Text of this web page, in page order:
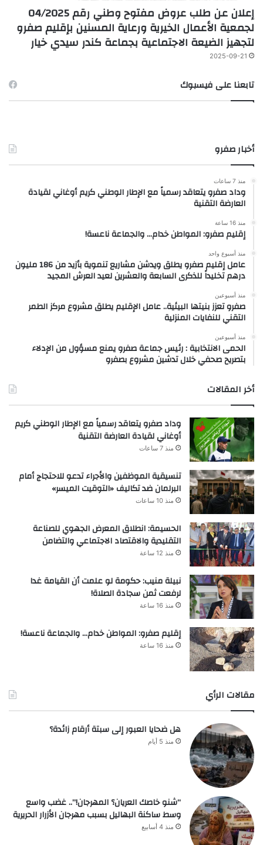
إعلان عن طلب عروض مفتوح وطني رقم 04/2025
لجمعية الأعمال الخيرية ورعاية المسنين بإقليم صفرو
لتجهيز الضيعة الاجتماعية بجماعة كندر سيدي خيار
2025-09-21
تابعنا على فيسبوك
أخبار صفرو
منذ 7 ساعات
وداد صفرو يتعاقد رسمياً مع الإطار الوطني كريم أوغاني لقيادة
العارضة التقنية
منذ 16 ساعة
إقليم صفرو: المواطن خدام… والجماعة ناعسة!
منذ أسبوع واحد
عامل إقليم صفرو يطلق ويدشن مشاريع تنموية بأزيد من 186 مليون
درهم تخليداً للذكرى السابعة والعشرين لعيد العرش المجيد
منذ أسبوعين
صفرو تعزز بنيتها البيئية.. عامل الإقليم يطلق مشروع مركز الطمر
التقني للنفايات المنزلية
منذ أسبوعين
الحمى الانتخابية : رئيس جماعة صفرو يمنع مسؤول من الإدلاء
بتصريح صحفي خلال تدشين مشروع بصفرو
أخر المقالات
وداد صفرو يتعاقد رسمياً مع الإطار الوطني كريم
أوغاني لقيادة العارضة التقنية
منذ 7 ساعات
تنسيقية الموظفين والأجراء تدعو للاحتجاج أمام
البرلمان ضد تكاليف «التوقيت الميسر»
منذ 10 ساعات
الحسيمة: انطلاق المعرض الجهوي للصناعة
التقليدية والاقتصاد الاجتماعي والتضامن
منذ 12 ساعة
نبيلة منيب: حكومة لو علمت أن القيامة غدا
لرفعت ثمن سجادة الصلاة!
منذ 16 ساعة
إقليم صفرو: المواطن خدام… والجماعة ناعسة!
منذ 16 ساعة
مقالات الرأي
هل ضحايا العبور إلى سبتة أرقام زائدة؟
منذ 5 أيام
“شنو خاصك العريان؟ المهرجان!”.. غضب واسع
وسط ساكنة البهاليل بسبب مهرجان الأزرار الحريرية
منذ 4 أسابيع